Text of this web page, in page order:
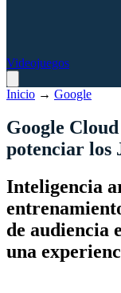
Videojuegos
Inicio → Google
Google
potenciar los
Inteligencia
de audiencia
una